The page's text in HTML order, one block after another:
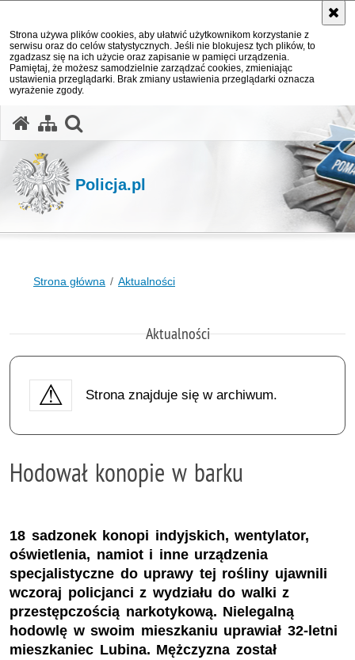
Strona używa plików cookies, aby ułatwić użytkownikom korzystanie z
serwisu oraz do celów statystycznych. Jeśli nie blokujesz tych plików, to
zgadzasz się na ich użycie oraz zapisanie w pamięci urządzenia.
Pamiętaj, że możesz samodzielnie zarządzać cookies, zmieniając
ustawienia przeglądarki. Brak zmiany ustawienia przeglądarki oznacza
wyrażenie zgody.
Policja.pl
Strona główna Aktualności
Aktualności
Strona znajduje się w archiwum.
Hodował konopie w barku
18 sadzonek konopi indyjskich, wentylator,
oświetlenia, namiot i inne urządzenia
specjalistyczne do uprawy tej rośliny ujawnili
wczoraj policjanci z wydziału do walki z
przestępczością narkotykową. Nielegalną
hodowlę w swoim mieszkaniu uprawiał 32-letni
mieszkaniec Lubina. Mężczyzna został